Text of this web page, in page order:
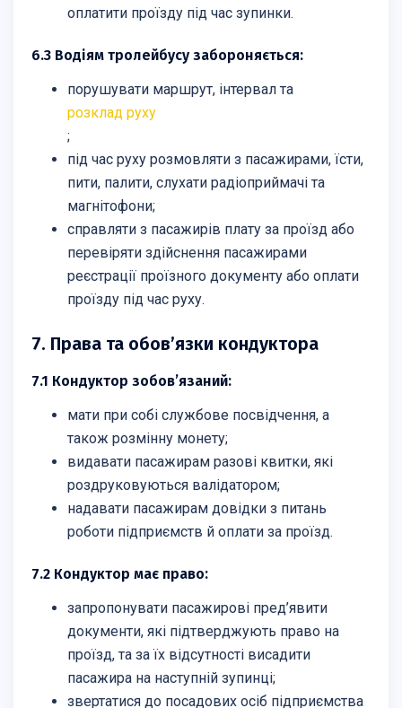
оплатити проїзду під час зупинки.
6.3 Водіям тролейбусу забороняється:
порушувати маршрут, інтервал та
розклад руху
;
під час руху розмовляти з пасажирами, їсти,
пити, палити, слухати радіоприймачі та
магнітофони;
справляти з пасажирів плату за проїзд або
перевіряти здійснення пасажирами
реєстрації проїзного документу або оплати
проїзду під час руху.
7. Права та обов’язки кондуктора
7.1 Кондуктор зобов’язаний:
мати при собі службове посвідчення, а
також розмінну монету;
видавати пасажирам разові квитки, які
роздруковуються валідатором;
надавати пасажирам довідки з питань
роботи підприємств й оплати за проїзд.
7.2 Кондуктор має право:
запропонувати пасажирові пред’явити
документи, які підтверджують право на
проїзд, та за їх відсутності висадити
пасажира на наступній зупинці;
звертатися до посадових осіб підприємства